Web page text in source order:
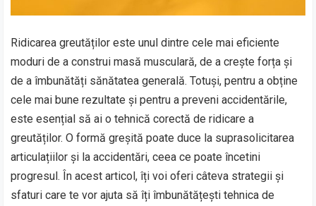
Ridicarea greutăților este unul dintre cele mai eficiente
moduri de a construi masă musculară, de a crește forța și
de a îmbunătăți sănătatea generală. Totuși, pentru a obține
cele mai bune rezultate și pentru a preveni accidentările,
este esențial să ai o tehnică corectă de ridicare a
greutăților. O formă greșită poate duce la suprasolicitarea
articulațiilor și la accidentări, ceea ce poate încetini
progresul. În acest articol, îți voi oferi câteva strategii și
sfaturi care te vor ajuta să îți îmbunătățești tehnica de